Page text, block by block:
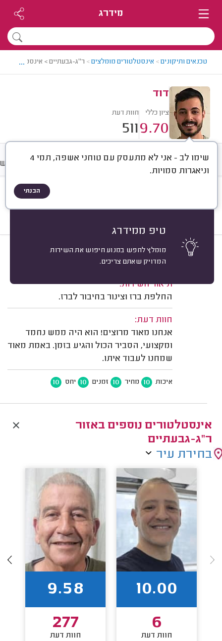
מידרג
טכנאים ותיקונים> אינסטלטורים מומלצים> ר"ג-גבעתיים > אינסטלטור
...
דוד
ציון כללי
9.70
חוות דעת
511
שימו לב - אני לא מתעסק עם טוחני אשפה, תמי 4
וניאגרות סמויות.
הבנתי
טיפ ממידרג
מומלץ לחפש במנוע חיפוש את השירות
המדויק שאתם צריכים.
חוות דעת מחירים ממוצע
עדן פוקס, גבעתיים.
משוב: 29/07/2026
תיאור השירות:
החלפת ברז וצינור בחיבור לברז.
חוות דעת:
אנחנו מאוד מרוצים! הוא היה ממש נחמד
ומקצועי, הסביר הכול והגיע בזמן. באמת מאוד
שמחנו לעבוד איתו.
איכות 10 מחיר 10 זמנים 10 יחס 10
10
אינסטלטורים נוספים באזור
ר"ג-גבעתיים
בחירת עיר
10.00
6
חוות דעת
9.58
277
חוות דעת